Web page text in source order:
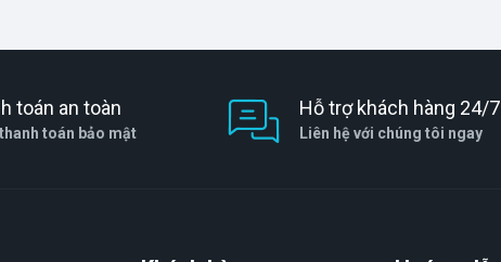
toán an toàn
toán bảo mật
Hỗ trợ khách hàng 24/7
Liên hệ với chúng tôi ngay